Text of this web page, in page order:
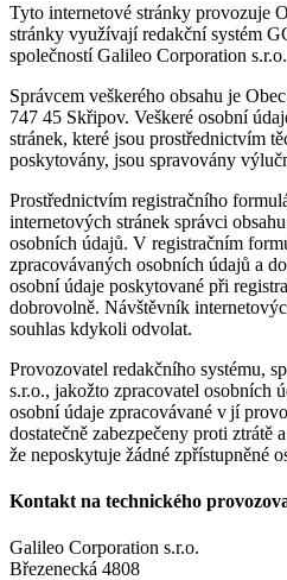
Tyto internetové stránky provozuje
stránky využívají redakční systém
společností Galileo Corporation s.r.o.
Správcem veškerého obsahu je
747 45 Skřipov. Veškeré osobní
stránek, které jsou prostřednictvím
poskytovány, jsou spravovány
Prostřednictvím registračního
internetových stránek správci
osobních údajů. V registračním
zpracovávaných osobních údajů a
osobní údaje poskytované při
dobrovolně. Návštěvník
souhlas kdykoli odvolat.
Provozovatel redakčního systému,
s.r.o., jakožto zpracovatel osobních
osobní údaje zpracovávané v jí
dostatečně zabezpečeny proti ztrátě
že neposkytuje žádné zpřístupněné
Kontakt na technického
Galileo Corporation s.r.o.
Březenecká 4808